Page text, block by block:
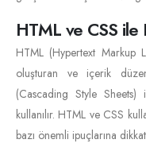
HTML ve CSS ile
HTML (Hypertext Markup
oluşturan ve içerik
(Cascading Style
kullanılır. HTML ve CSS
bazı önemli ipuçlarına